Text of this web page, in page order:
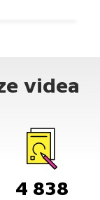
videa
4 838